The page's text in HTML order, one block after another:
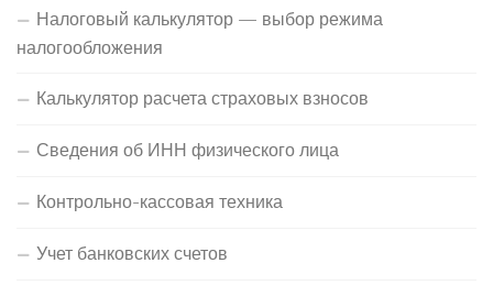
Налоговый калькулятор — выбор режима
налогообложения
Калькулятор расчета страховых взносов
Сведения об ИНН физического лица
Контрольно-кассовая техника
Учет банковских счетов